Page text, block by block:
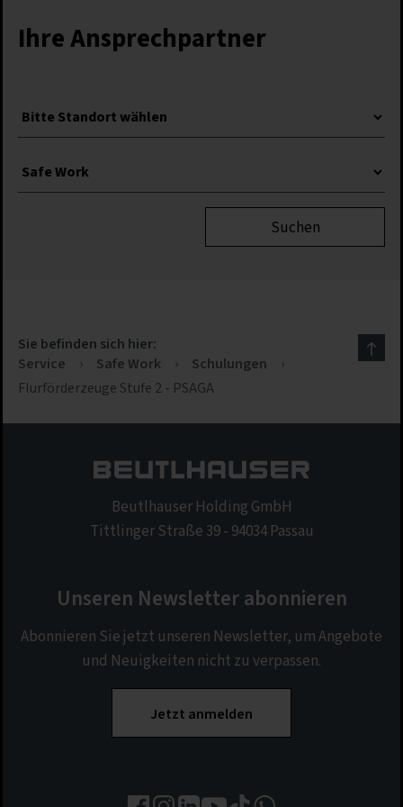
Ihre Ansprechpartner
Suchen
Sie befinden sich hier:
Service
› Safe Work › Schulungen
›
Flurförderzeuge Stufe 2 - PSAGA
Beutlhauser Holding GmbH
Tittlinger Straße 39 - 94034 Passau
Unseren Newsletter abonnieren
Abonnieren Sie jetzt unseren Newsletter, um Angebote
und Neuigkeiten nicht zu verpassen.
Jetzt anmelden